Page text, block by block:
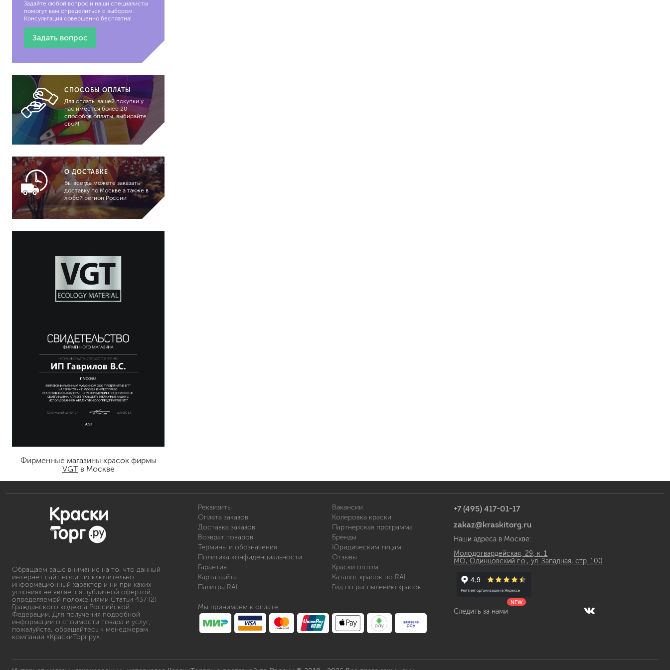
мебель домашняя
металлические
конструкции
окна, двери
подвал, лоджия, подземная
парковка
потолок
пол, лестница
профили, декоративные
детали
решетка, ограда
стены
терраса
трубы, радиаторы
отопления
Задайте любой вопрос и наши специалисты
помогут вам определиться с выбором.
Консультация совершенно бесплатна!
Задать вопрос
CПОСОБЫ ОПЛАТЫ
Для оплаты вашей покупки у
нас имеется более 20
способов оплаты, выбирайте
свой!
О ДОСТАВКЕ
Вы всегда можете заказать
доставку по Москве а также в
любой регион России
Фирменные магазины красок фирмы
VGTв Москве
Обращаем ваше внимание на то, что данный
интернет сайт носит исключительно
информационный характер и ни при каких
условиях не является публичной офертой,
определяемой положениями Статьи 437 (2)
Гражданского кодекса Российской
Федерации. Для получения подробной
информации о стоимости товара и услуг,
пожалуйста, обращайтесь к менеджерам
компании «КраскиТорг.ру».
Реквизиты
Оплата заказов
Доставка заказов
Возврат товаров
Термины и обозначения
Политика конфиденциальности
Гарантия
Карта сайта
Палитра RAL
Вакансии
Колеровка краски
Партнерская программа
Бренды
Юридическим лицам
Отзывы
Краски оптом
Каталог красок по RAL
Гид по распылению красок
Мы принимаем к оплате
+7 (495) 417-01-17
zakaz@kraskitorg.ru
Наши адреса в Москве:
Молодогвардейская, 29, к. 1
МО, Одинцовский г.о., ул. Западная, стр. 100
Следить за нами
NEW